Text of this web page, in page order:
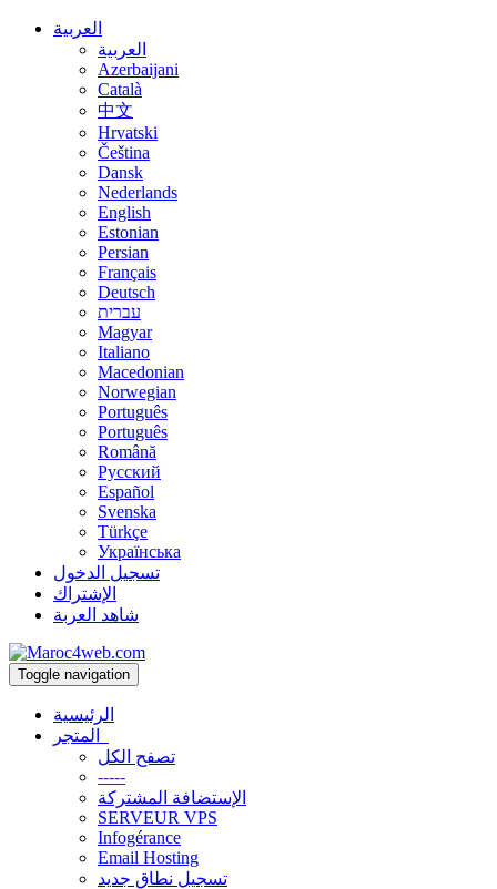
العربية
العربية
Azerbaijani
Català
中文
Hrvatski
Čeština
Dansk
Nederlands
English
Estonian
Persian
Français
Deutsch
עברית
Magyar
Italiano
Macedonian
Norwegian
Português
Português
Română
Русский
Español
Svenska
Türkçe
Українська
تسجيل الدخول
الإشتراك
شاهد العربة
Toggle navigation
الرئيسية
تصفح الكل
-----
الإستضافة المشتركة
SERVEUR VPS
Infogérance
Email Hosting
تسجيل نطاق جديد